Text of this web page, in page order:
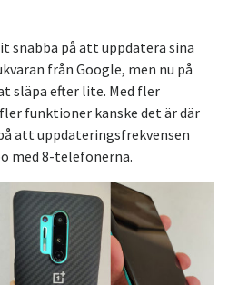
snabba på att uppdatera sina
från Google, men nu på
släpa efter lite. Med fler
funktioner kanske det är där
att uppdateringsfrekvensen
med 8-telefonerna.